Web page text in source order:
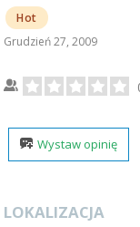
Hot
Grudzień 27, 2009
Wystaw opinię
LOKALIZACJA